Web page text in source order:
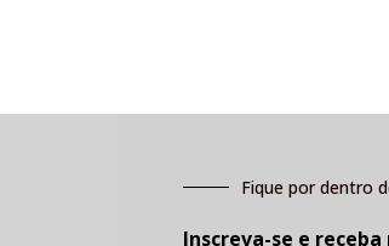
Fique por dentro
Inscreva-se e